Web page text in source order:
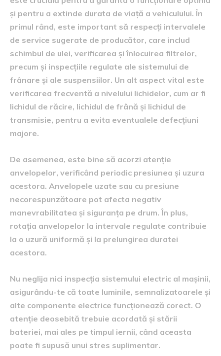
și pentru a extinde durata de viață a vehiculului. În
primul rând, este important să respecți intervalele
de service sugerate de producător, care includ
schimbul de ulei, verificarea și înlocuirea filtrelor,
precum și inspecțiile regulate ale sistemului de
frânare și ale suspensiilor. Un alt aspect vital este
verificarea frecventă a nivelului lichidelor, cum ar fi
lichidul de răcire, lichidul de frână și lichidul de
transmisie, pentru a evita eventualele defecțiuni
majore.
De asemenea, este bine să acorzi atenție
anvelopelor, verificând periodic presiunea și uzura
acestora. Anvelopele uzate sau cu presiune
necorespunzătoare pot afecta negativ
manevrabilitatea și siguranța pe drum. În plus,
rotația anvelopelor la intervale regulate contribuie
la o uzură uniformă și la prelungirea duratei
acestora.
Nu neglija nici inspecția sistemului electric al mașinii,
asigurându-te că toate luminile, semnalizatoarele și
alte componente electrice funcționează corect. O
atenție deosebită trebuie acordată și stării
bateriei, mai ales pe timpul iernii, când aceasta
poate fi supusă unui stres suplimentar.